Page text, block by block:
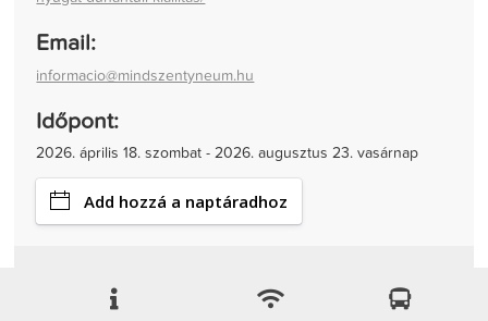
Email:
informacio@mindszentyneum.hu
Időpont:
2026. április 18. szombat - 2026. augusztus 23. vasárnap
Add hozzá a naptáradhoz